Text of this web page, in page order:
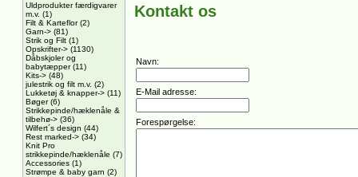
Uldprodukter færdigvarer
m.v. (1)
Filt & Karteflor(2)
Garn-> (81)
Strik og Filt (1)
Opskrifter-> (1130)
Dåbskjoler og
babytæpper(11)
Kits-> (48)
julestrik og filt m.v. (2)
Lukketøj & knapper-> (11)
Bøger(6)
Strikkepinde/hæklenåle &
tilbehø-> (36)
Wilfert´s design (44)
Rest marked-> (34)
Knit Pro
strikkepinde/hæklenåle (7)
Accessories (1)
Strømpe & baby garn (2)
Kontakt os
Navn:
E-Mail adresse:
Forespørgelse: